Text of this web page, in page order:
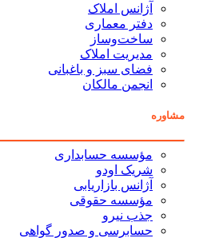
آژانس املاک
دفتر معماری
ساخت‌وساز
مدیریت املاک
فضای سبز و باغبانی
انجمن مالکان
مشاوره
مؤسسه حسابداری
شریک اودو
آژانس بازاریابی
مؤسسه حقوقی
جذب نیرو
حسابرسی و صدور گواهی